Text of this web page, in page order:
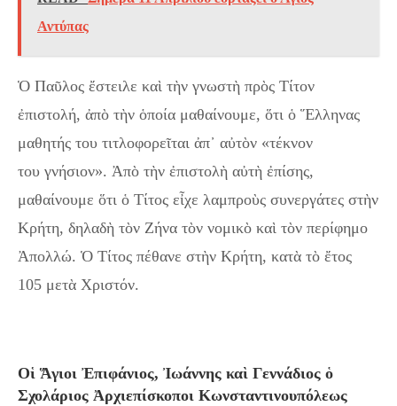
Αντύπας
Ὁ Παῦλος ἔστειλε καὶ τὴν γνωστὴ πρὸς Τίτον
ἐπιστολή, ἀπὸ τὴν ὁποία μαθαίνουμε, ὅτι ὁ Ἕλληνας
μαθητής του τιτλοφορεῖται ἀπ᾿ αὐτὸν «τέκνον
του γνήσιον». Ἀπὸ τὴν ἐπιστολὴ αὐτὴ ἐπίσης,
μαθαίνουμε ὅτι ὁ Τίτος εἶχε λαμπροὺς συνεργάτες στὴν
Κρήτη, δηλαδὴ τὸν Ζήνα τὸν νομικὸ καὶ τὸν περίφημο
Ἀπολλώ. Ὁ Τίτος πέθανε στὴν Κρήτη, κατὰ τὸ ἔτος
105 μετὰ Χριστόν.
Οἱ Ἅγιοι Ἐπιφάνιος, Ἰωάννης καὶ Γεννάδιος ὁ
Σχολάριος Ἀρχιεπίσκοποι Κωνσταντινουπόλεως